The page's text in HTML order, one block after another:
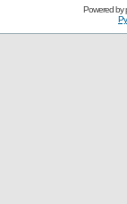
Powered by